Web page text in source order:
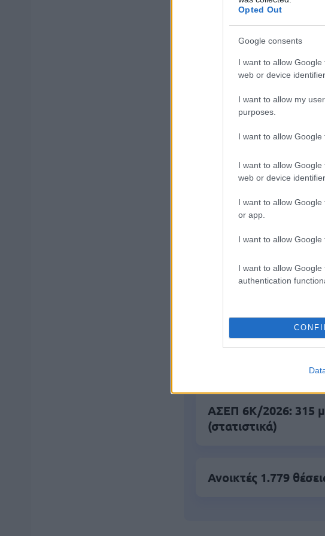
Opted Out
Google consents
I want to allow
web or device
I want to allow my
purposes.
I want to allow Google
I want to allow
web or device
I want to allow
or app.
I want to allow
I want to allow
authentication
ΑΣΕΠ: Εξ
μέρες
Μάθε πρώτος
Βάλε το
Δημοφιλείς
ΑΣΕΠ 6Κ/2026: 315
(στατιστικά)
Ανοικτές 1.779